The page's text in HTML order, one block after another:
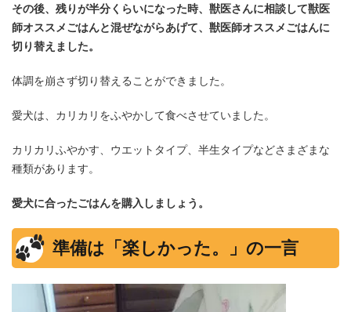
その後、残りが半分くらいになった時、獣医さんに相談して獣医
師オススメごはんと混ぜながらあげて、獣医師オススメごはんに
切り替えました。
体調を崩さず切り替えることができました。
愛犬は、カリカリをふやかして食べさせていました。
カリカリふやかす、ウエットタイプ、半生タイプなどさまざまな
種類があります。
愛犬に合ったごはんを購入しましょう。
準備は「楽しかった。」の一言